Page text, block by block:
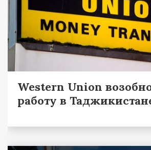
Western Union
работу в